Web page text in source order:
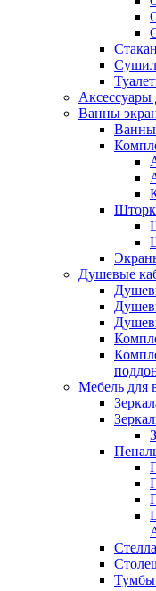
Аксессуары
Ванны
Ванны
Душевые
Мебель для
Тумбы